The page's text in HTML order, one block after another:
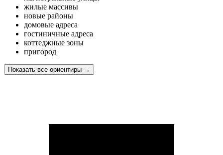
жилые массивы
новые районы
домовые адреса
гостиничные адреса
коттеджные зоны
пригород
Показать все ориентиры →